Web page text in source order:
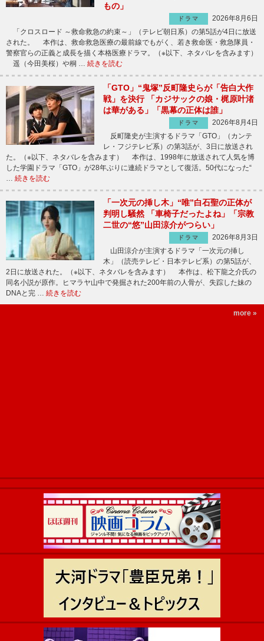
もの」
ドラマ
2026年8月6日
「クロスロード ～救命救急の約束～」（テレビ朝日系）の第5話が4日に放送
された。 本作は、救命救急医療の最前線でもがく、若き救命医・救急隊員・
警察官らの正義と成長を描く本格医療ドラマ。（※以下、ネタバレを含みます）
遥（今田美桜）や桐 … 続きを読む
「GTO」“鬼塚”反町隆史らが「告白大作
戦」を決行 「カジサックの娘・梶原叶渚
は華がある」「黒幕の正体は誰」
ドラマ
2026年8月4日
反町隆史が主演するドラマ「GTO」（カンテ
レ・フジテレビ系）の第3話が、3日に放送され
た。（※以下、ネタバレを含みます） 本作は、1998年に放送されて人気を博
した学園ドラマ「GTO」が28年ぶりに連続ドラマとして復活。50代になった“
続きを読む
「一次元の挿し木」“唯”白石聖の正体が
判明し騒然 「車椅子だったよね」「宗教
二世の“悠”山田涼介がつらい」
ドラマ
2026年8月3日
山田涼介が主演するドラマ「一次元の挿し
木」（読売テレビ・日本テレビ系）の第5話が、
2日に放送された。（※以下、ネタバレを含みます） 本作は、松下龍之介氏の
同名小説が原作。ヒマラヤ山中で発掘された200年前の人骨が、失踪した妹の
DNAと完 … 続きを読む
more »